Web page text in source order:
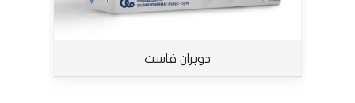
دوبران فاست